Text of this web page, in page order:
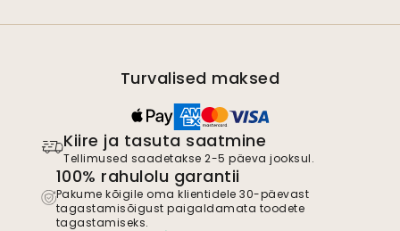
Turvalised maksed
Kiire ja tasuta saatmine
Tellimused saadetakse 2-5 päeva jooksul.
100% rahulolu garantii
Pakume kõigile oma klientidele 30-päevast
tagastamisõigust paigaldamata toodete
tagastamiseks.